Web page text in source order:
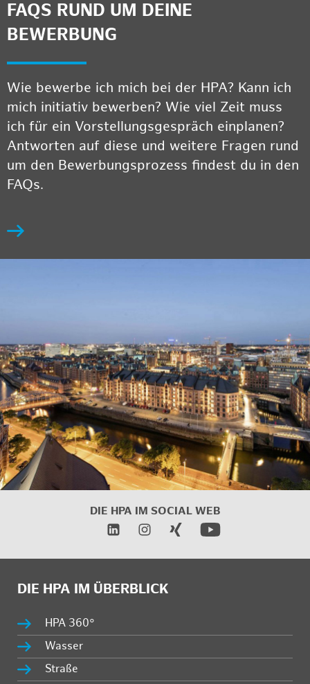
FAQS RUND UM DEINE
BEWERBUNG
Wie bewerbe ich mich bei der HPA? Kann ich
mich initiativ bewerben? Wie viel Zeit muss
ich für ein Vorstellungsgespräch einplanen?
Antworten auf diese und weitere Fragen rund
um den Bewerbungsprozess findest du in den
FAQs.
DIE HPA IM SOCIAL WEB
DIE HPA IM ÜBERBLICK
HPA 360°
Wasser
Straße